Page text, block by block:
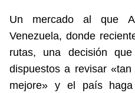
Un mercado al que
Venezuela, donde
rutas, una decisión
dispuestos a revisar
mejore» y el país